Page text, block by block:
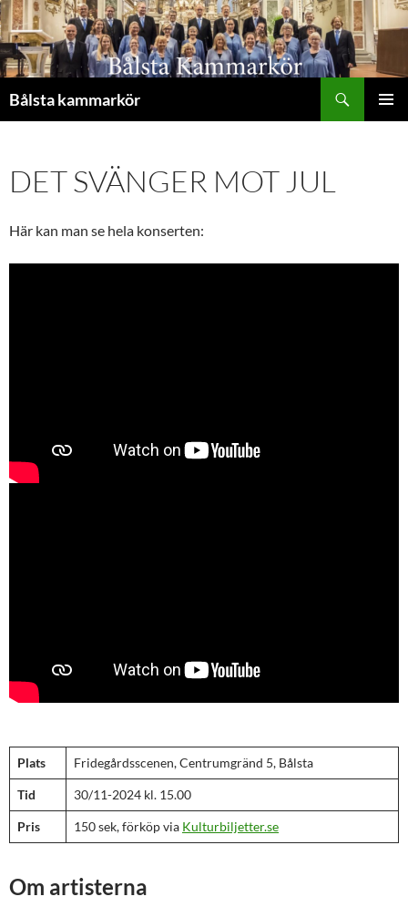
Hoppa
till
innehåll
Bålsta kammarkör
DET SVÄNGER MOT JUL
Här kan man se hela konserten:
Plats Fridegårdsscenen, Centrumgränd 5, Bålsta
Tid 30/11-2024 kl. 15.00
Pris 150 sek, förköp via Kulturbiljetter.se
Om artisterna